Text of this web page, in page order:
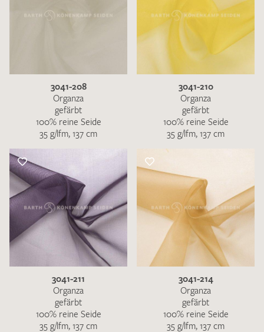
3041-208
Organza
gefärbt
100% reine Seide
35 g/lfm, 137 cm
3041-210
Organza
gefärbt
100% reine Seide
35 g/lfm, 137 cm
3041-211
Organza
gefärbt
100% reine Seide
35 g/lfm, 137 cm
3041-214
Organza
gefärbt
100% reine Seide
35 g/lfm, 137 cm